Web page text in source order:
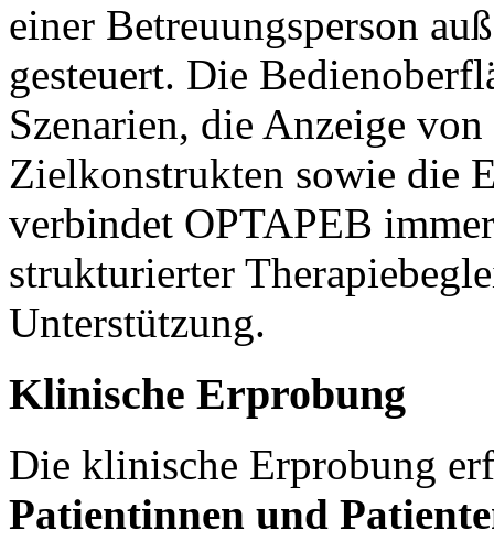
einer Betreuungsperson
gesteuert. Die
Szenarien, die Anzeige
Zielkonstrukten sowie die
verbindet OPTAPEB
strukturierter
Unterstützung.
Klinische Erprobung
Die klinische Erprobung
Patientinnen und